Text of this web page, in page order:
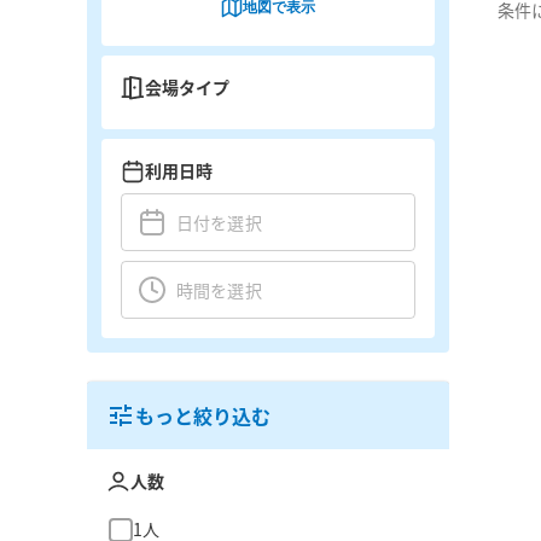
条件
地図で表示
会場タイプ
利用日時
もっと絞り込む
人数
1人